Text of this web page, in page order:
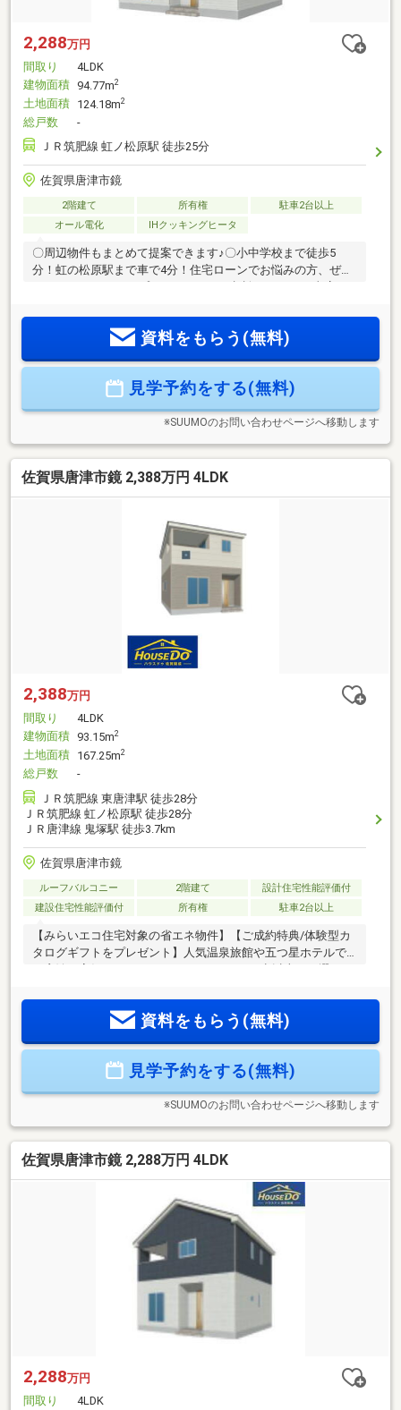
2,288万円
間取り
4LDK
建物面積 94.77m2
土地面積 124.18m2
総戸数
-
ＪＲ筑肥線 虹ノ松原駅 徒歩25分
佐賀県唐津市鏡
2階建て 所有権
駐車2台以上
オール電化
IHクッキングヒータ
〇周辺物件もまとめて提案できます♪〇小中学校まで徒歩5
分！虹の松原駅まで車で4分！住宅ローンでお悩みの方、ぜひ
条件でも、銀行との折衝で審査を通す】・【リフォーム費用
を住宅ローンに組込可能】という強みを持っております！お
≫≫売却依頼・査定・随時承ります≪≪お客様のご希望に応
じて仲介、無料査定を致します！※詳細につきましては担当者
にお問い合わせください。
資料をもらう(無料)
見学予約をする(無料)
※SUUMOのお問い合わせページへ移動します
佐賀県唐津市鏡 2,388万円 4LDK
2,388万円
間取り
4LDK
建物面積 93.15m2
土地面積 167.25m2
総戸数
-
ＪＲ筑肥線 東唐津駅 徒歩28分
ＪＲ筑肥線 虹ノ松原駅 徒歩28分
ＪＲ唐津線 鬼塚駅 徒歩3.7km
佐賀県唐津市鏡
ルーフバルコニー 2階建て
設計住宅性能評価付
建設住宅性能評価付
所有権 駐車2台以上
【みらいエコ住宅対象の省エネ物件】【ご成約特典/体験型カ
タログギフトをプレゼント】人気温泉旅館や五つ星ホテルで
子様も無理なく通えます♪■リビング17帖■全室居室収納◎2階
には季節ごとの入れ替え不要、頼もしいＷＩＣ■雨の日のお洗
買い物に嬉しい、まいづる鏡店は徒歩6分■SAFE365で地震の
資料をもらう(無料)
見学予約をする(無料)
※SUUMOのお問い合わせページへ移動します
佐賀県唐津市鏡 2,288万円 4LDK
2,288万円
間取り
4LDK